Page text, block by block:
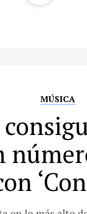
MÚSICA